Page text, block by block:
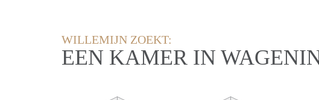
WILLEMIJN ZOEKT:
EEN KAMER IN